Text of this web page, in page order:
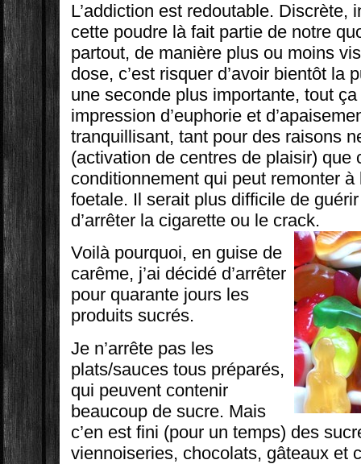
L’addiction est redoutable. Discrète,
cette poudre là fait partie de notre
partout, de manière plus ou moins
dose, c’est risquer d’avoir bientôt la
une seconde plus importante, tout
impression d’euphorie et
tranquillisant, tant pour des raisons
(activation de centres de plaisir) que
conditionnement qui peut remonter à
foetale. Il serait plus difficile de
d’arrêter la cigarette ou le crack.
Voilà pourquoi, en guise de
carême, j’ai décidé d’arrêter
pour quarante jours les
produits sucrés.
Je n’arrête pas les
plats/sauces tous préparés,
qui peuvent contenir
beaucoup de sucre. Mais
c’en est fini (pour un temps) des
viennoiseries, chocolats, gâteaux et